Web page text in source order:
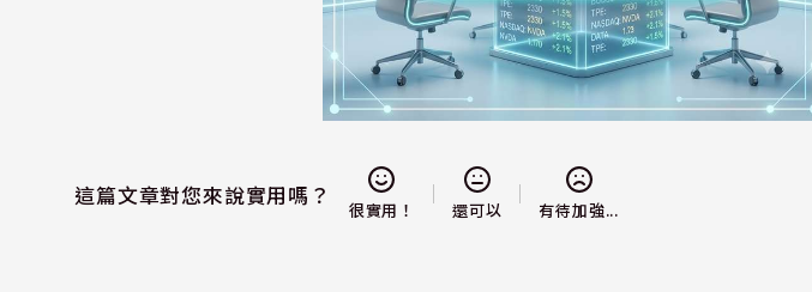
這篇文章對您來說實用嗎？
很實用！ 還可以 有待加強...